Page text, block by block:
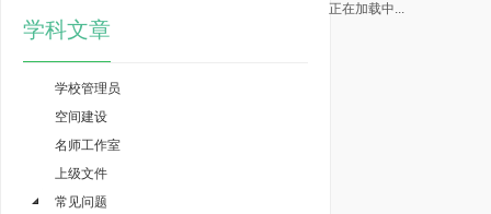
学科文章
学校管理员
空间建设
名师工作室
上级文件
常见问题
正在加载中...